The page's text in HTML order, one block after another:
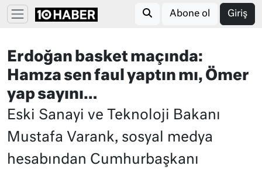
Abone ol Giriş
Erdoğan basket maçında:
Hamza sen faul yaptın mı, Ömer
yap sayını…
Eski Sanayi ve Teknoloji Bakanı
Mustafa Varank, sosyal medya
hesabından Cumhurbaşkanı